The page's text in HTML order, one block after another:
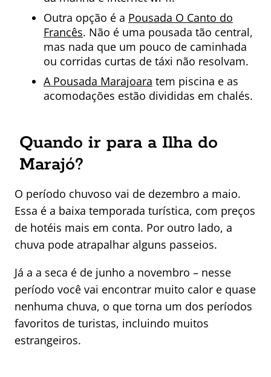
Outra opção é a Pousada O Canto do
Francês. Não é uma pousada tão central,
mas nada que um pouco de caminhada
ou corridas curtas de táxi não resolvam.
A Pousada Marajoara tem piscina e as
acomodações estão divididas em chalés.
Quando ir para a Ilha do
Marajó?
O período chuvoso vai de dezembro a maio.
Essa é a baixa temporada turística, com preços
de hotéis mais em conta. Por outro lado, a
chuva pode atrapalhar alguns passeios.
Já a a seca é de junho a novembro – nesse
período você vai encontrar muito calor e quase
nenhuma chuva, o que torna um dos períodos
favoritos de turistas, incluindo muitos
estrangeiros.